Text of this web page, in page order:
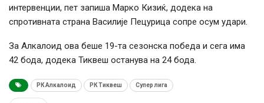
интервенции, пет запиша Марко Кизиќ, додека на
спротивната страна Василије Пецурица сопре осум удари.
За Алкалоид ова беше 19-та сезонска победа и сега има
42 бода, додека Тиквеш останува на 24 бода.
РК Алкалоид РК Тиквеш Супер лига